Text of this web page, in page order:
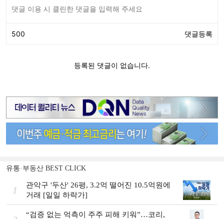
유통·부동산 BEST CLICK
1
관악구 '두산' 26평, 3.2억 떨어진 10.5억원에
거래 [일일 하락가]
“검증 없는 억측이 주주 피해 키워”…코리,